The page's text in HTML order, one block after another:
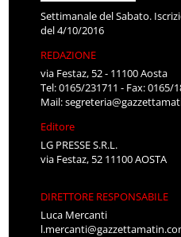
Settimanale del Sabato.
del 4/10/2016
REDAZIONE
via Festaz, 52 - 11100 Aosta
Tel: 0165/231711 - Fax: 0165/
Mail:
Editore
LG PRESSE S.R.L.
via Festaz, 52 11100 AOSTA
DIRETTORE RESPONSABILE
Luca Mercanti